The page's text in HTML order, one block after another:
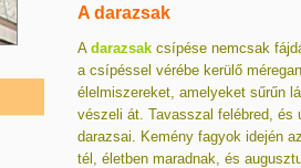
A darazsak
A darazsakcsípése nemcsak
a csípéssel vérébe kerülő
élelmiszereket, amelyeket sűrűn
vészeli át. Tavasszal felébred, és
darazsai. Kemény fagyok idején
tél, életben maradnak, és